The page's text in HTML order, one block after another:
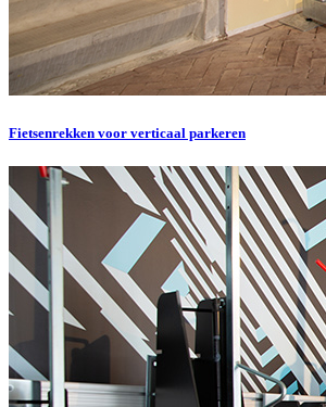
Fietsenrekken voor verticaal parkeren